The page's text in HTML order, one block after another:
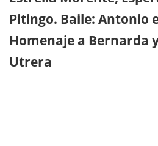
Pitingo. Baile: Antonio
Homenaje a Bernarda
Utrera